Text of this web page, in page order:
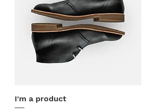
I'm a product